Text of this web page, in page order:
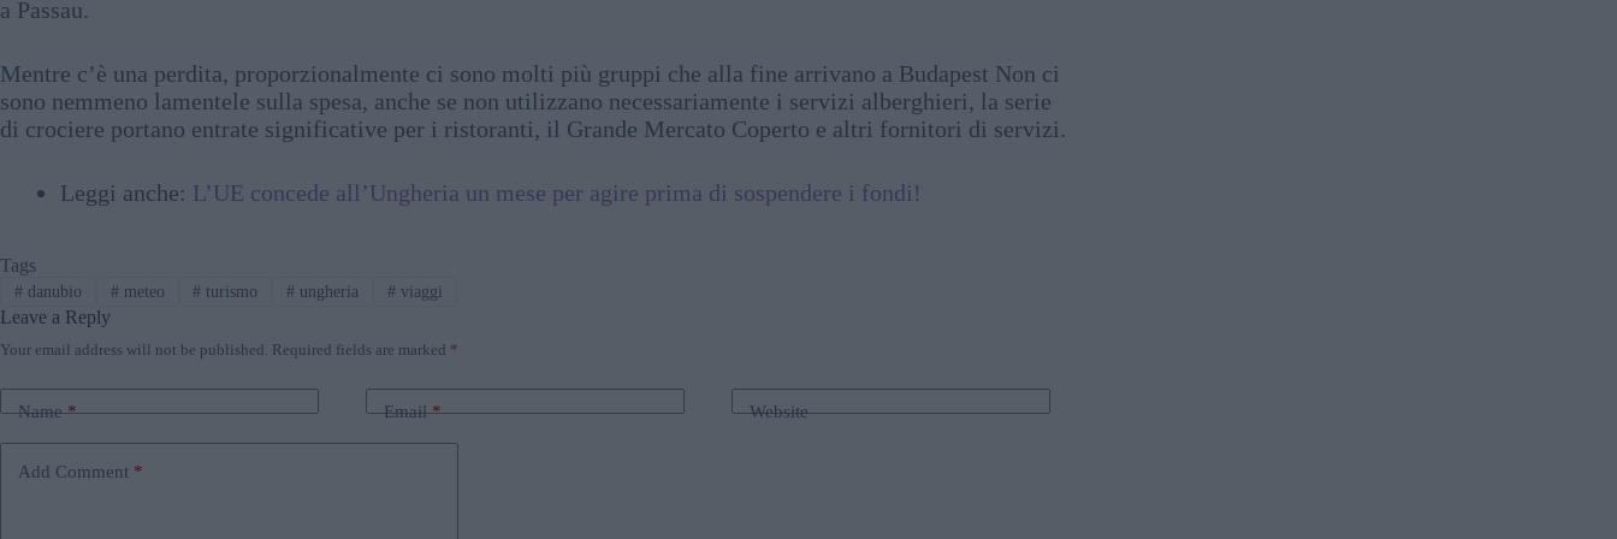
a Passau.
Mentre c’è una perdita, proporzionalmente ci sono molti più gruppi che alla fine arrivano a Budapest Non ci
sono nemmeno lamentele sulla spesa, anche se non utilizzano necessariamente i servizi alberghieri, la serie
di crociere portano entrate significative per i ristoranti, il Grande Mercato Coperto e altri fornitori di servizi.
Leggi anche: L’UE concede all’Ungheria un mese per agire prima di sospendere i fondi!
Tags
#danubio #meteo # turismo # ungheria # viaggi
Leave a Reply
Your email address will not be published. Required fields are marked *
Name* Email* Website
Add Comment *